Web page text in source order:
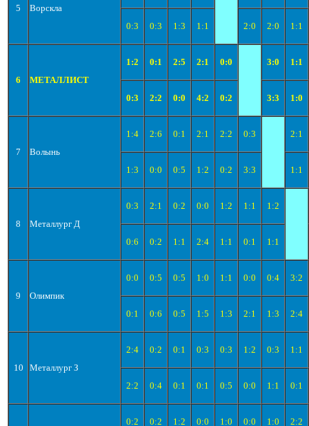
5
Ворскла
0:3
0:3 1:3 1:1 2:0 2:0 1:1
6 МЕТАЛЛИСТ
1:2 0:1 2:5 2:1 0:0 3:0 1:1
0:3 2:2 0:0 4:2 0:2 3:3 1:0
7 Волынь
1:4 2:6 0:1 2:1 2:2 0:3 2:1
1:3 0:0 0:5 1:2 0:2 3:3 1:1
8 Металлург Д
0:3 2:1 0:2 0:0 1:2 1:1 1:2
0:6 0:2 1:1 2:4 1:1 0:1 1:1
9 Олимпик
0:0 0:5 0:5 1:0 1:1 0:0 0:4 3:2
0:1 0:6 0:5 1:5 1:3 2:1 1:3 2:4
10 Металлург З
2:4 0:2 0:1 0:3 0:3 1:2 0:3 1:1
2:2 0:4 0:1 0:1 0:5 0:0 1:1 0:1
0:2 0:2 1:2 0:0 1:0 0:0 1:0 2:2